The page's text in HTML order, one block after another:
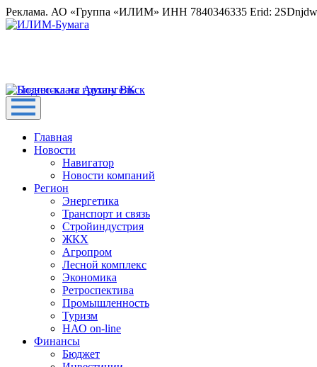
Реклама. АО «Группа «ИЛИМ» ИНН 7840346335 Erid:
Главная
Новости
Навигатор
Новости компаний
Регион
Энергетика
Транспорт и связь
Стройиндустрия
ЖКХ
Агропром
Лесной комплекс
Экономика
Ретроспектива
Промышленность
Туризм
НАО on-line
Финансы
Бюджет